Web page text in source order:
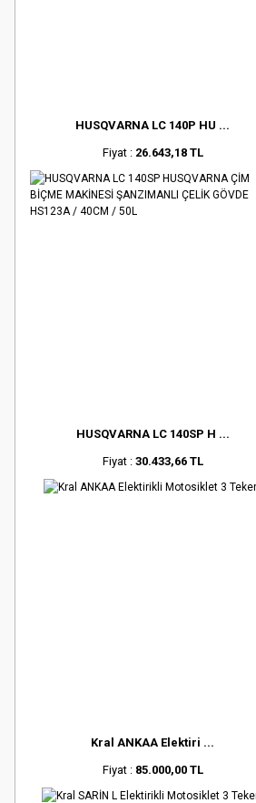
HUSQVARNA LC 140P HU ...
Fiyat : 26.643,18 TL
HUSQVARNA LC 140SP H ...
Fiyat : 30.433,66 TL
Kral ANKAA Elektiri ...
Fiyat : 85.000,00 TL